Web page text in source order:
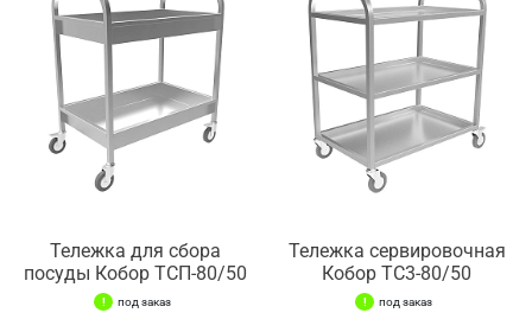
Тележка для сбора
посуды Кобор ТСП-80/50
под заказ
Тележка сервировочная
Кобор ТС3-80/50
под заказ